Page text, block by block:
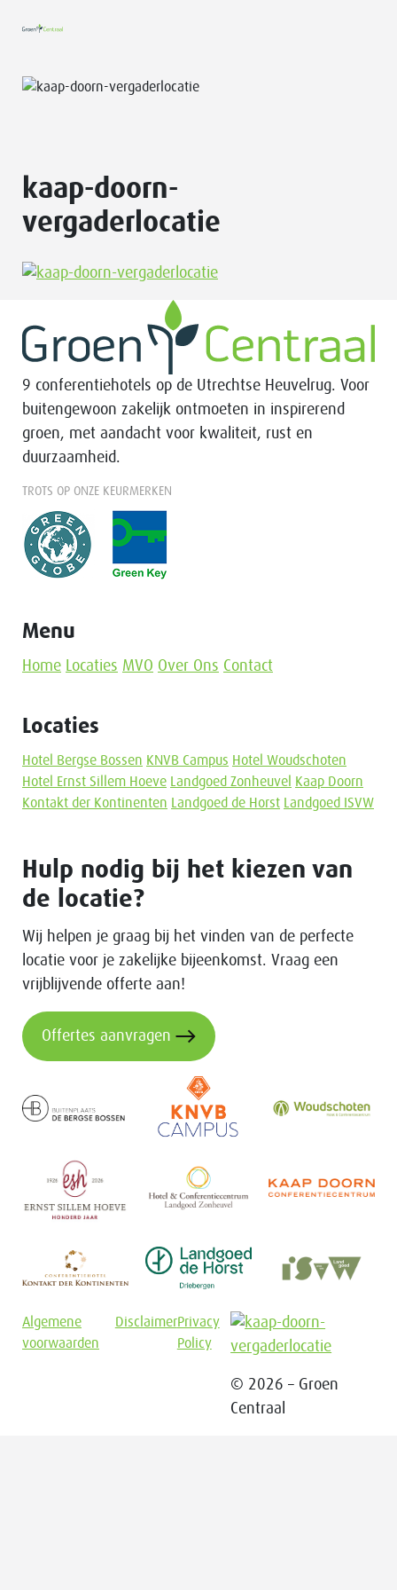
kaap-doorn-
vergaderlocatie
9 conferentiehotels op de Utrechtse Heuvelrug. Voor
buitengewoon zakelijk ontmoeten in inspirerend
groen, met aandacht voor kwaliteit, rust en
duurzaamheid.
TROTS OP ONZE KEURMERKEN
Menu
Home Locaties MVO Over Ons Contact
Locaties
Hotel Bergse Bossen KNVB Campus Hotel Woudschoten
Hotel Ernst Sillem Hoeve
Landgoed Zonheuvel
Kaap Doorn
Kontakt der Kontinenten
Landgoed de Horst Landgoed ISVW
Hulp nodig bij het kiezen van
de locatie?
Wij helpen je graag bij het vinden van de perfecte
locatie voor je zakelijke bijeenkomst. Vraag een
vrijblijvende offerte aan!
Offertes aanvragen
Algemene
voorwaarden
DisclaimerPrivacy
Policy
© 2026 – Groen
Centraal